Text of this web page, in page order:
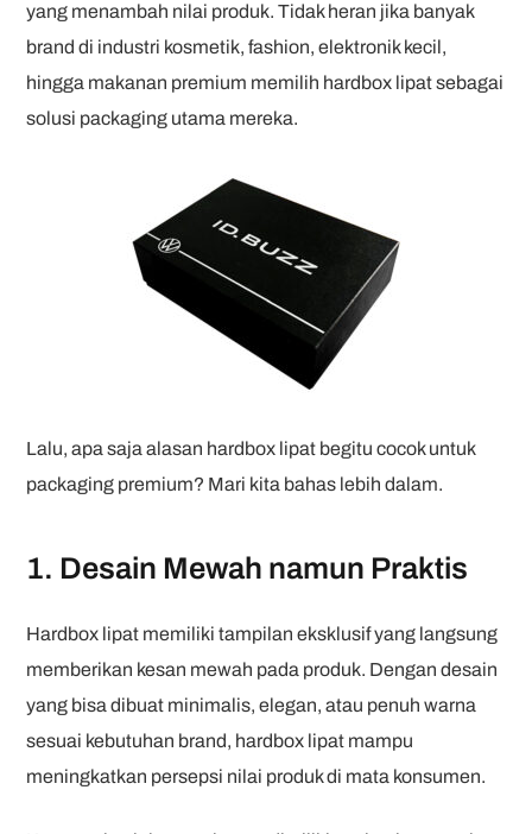
yang menambah nilai produk. Tidak heran jika banyak
brand di industri kosmetik, fashion, elektronik kecil,
hingga makanan premium memilih hardbox lipat sebagai
solusi packaging utama mereka.
Lalu, apa saja alasan hardbox lipat begitu cocok untuk
packaging premium? Mari kita bahas lebih dalam.
1. Desain Mewah namun Praktis
Hardbox lipat memiliki tampilan eksklusif yang langsung
memberikan kesan mewah pada produk. Dengan desain
yang bisa dibuat minimalis, elegan, atau penuh warna
sesuai kebutuhan brand, hardbox lipat mampu
meningkatkan persepsi nilai produk di mata konsumen.